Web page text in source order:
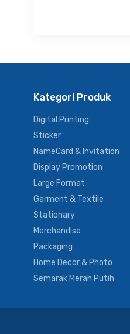
Kategori Produk
Digital Printing
Sticker
NameCard & Invitation
Display Promotion
Large Format
Garment & Textile
Stationary
Merchandise
Packaging
Home Decor & Photo
Semarak Merah Putih